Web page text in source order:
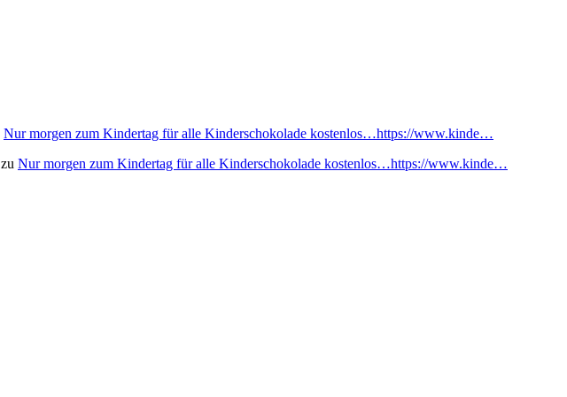
Nur morgen zum Kindertag für alle Kinderschokolade kostenlos…https://www.kinde…
zu Nur morgen zum Kindertag für alle Kinderschokolade kostenlos…https://www.kinde…